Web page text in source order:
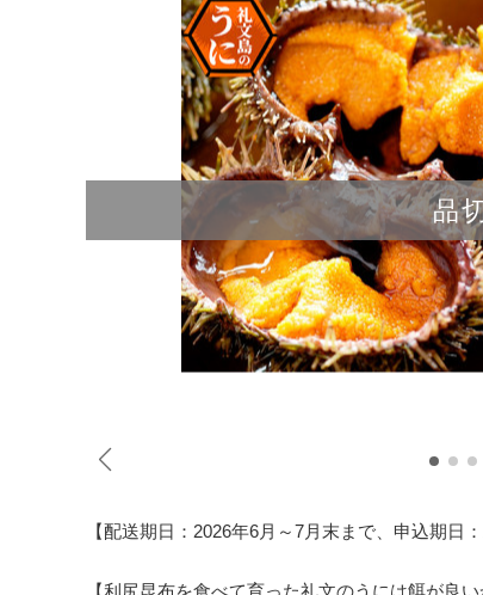
品
【配送期日：2026年6月～7月末まで、申込期日
【利尻昆布を食べて育った礼文のうには餌が良い